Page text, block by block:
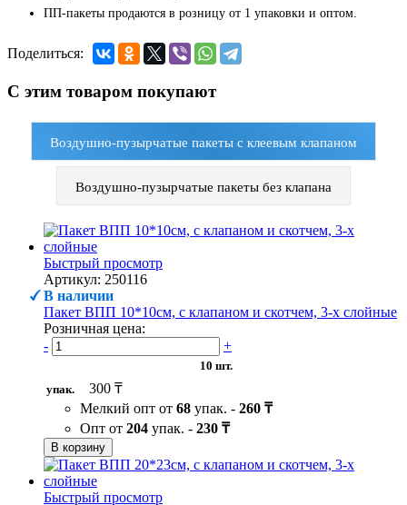
ПП-пакеты продаются в розницу от 1 упаковки и оптом.
Поделиться:
С этим товаром покупают
Воздушно-пузырчатые пакеты с клеевым клапаном
Воздушно-пузырчатые пакеты без клапана
Быстрый просмотр
Артикул: 250116
В наличии
Пакет ВПП 10*10см, с клапаном и скотчем, 3-х слойные
Розничная цена:
-
+
10 шт.
упак.
300 ₸
Мелкий опт от 68 упак. - 260 ₸
Опт от 204 упак. - 230 ₸
В корзину
Быстрый просмотр